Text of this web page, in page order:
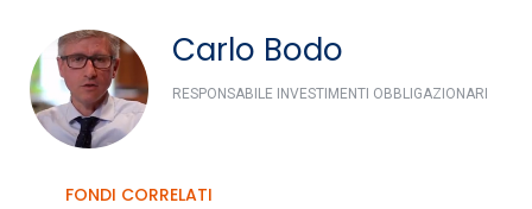
Carlo Bodo
RESPONSABILE INVESTIMENTI OBBLIGAZIONARI
FONDI CORRELATI